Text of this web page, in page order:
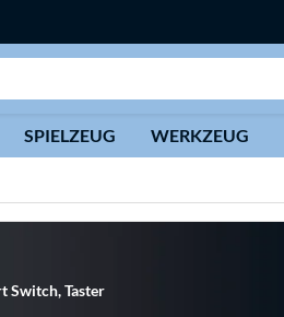
SPIELZEUG WERKZEUG
Switch, Taster